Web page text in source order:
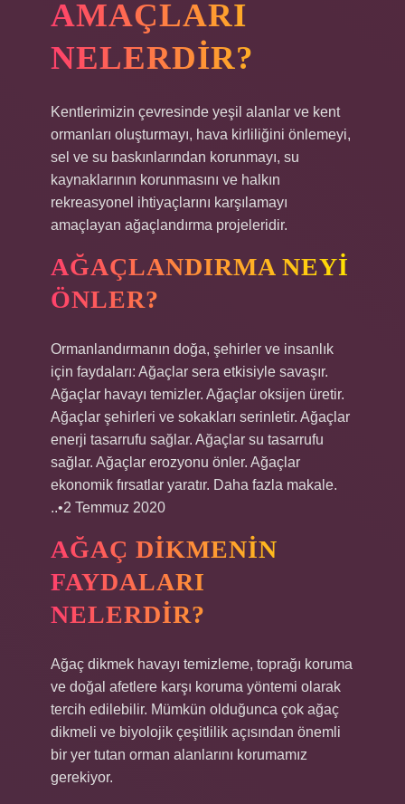
AMAÇLARI
NELERDIR?
Kentlerimizin çevresinde yeşil alanlar ve kent
ormanları oluşturmayı, hava kirliliğini önlemeyi,
sel ve su baskınlarından korunmayı, su
kaynaklarının korunmasını ve halkın
rekreasyonel ihtiyaçlarını karşılamayı
amaçlayan ağaçlandırma projeleridir.
AĞAÇLANDIRMA NEYI
ÖNLER?
Ormanlandırmanın doğa, şehirler ve insanlık
için faydaları: Ağaçlar sera etkisiyle savaşır.
Ağaçlar havayı temizler. Ağaçlar oksijen üretir.
Ağaçlar şehirleri ve sokakları serinletir. Ağaçlar
enerji tasarrufu sağlar. Ağaçlar su tasarrufu
sağlar. Ağaçlar erozyonu önler. Ağaçlar
ekonomik fırsatlar yaratır. Daha fazla makale.
..•2 Temmuz 2020
AĞAÇ DIKMENIN
FAYDALARI
NELERDIR?
Ağaç dikmek havayı temizleme, toprağı koruma
ve doğal afetlere karşı koruma yöntemi olarak
tercih edilebilir. Mümkün olduğunca çok ağaç
dikmeli ve biyolojik çeşitlilik açısından önemli
bir yer tutan orman alanlarını korumamız
gerekiyor.